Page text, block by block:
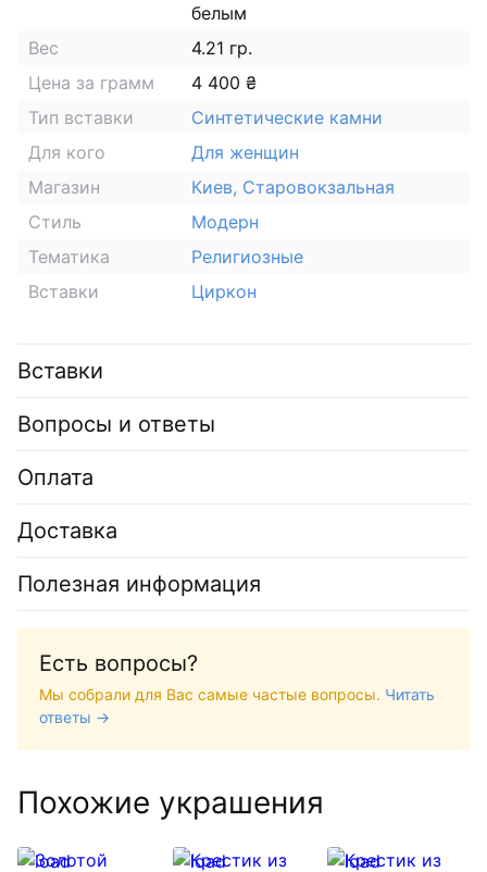
белым
Вес
4.21 гр.
Цена за грамм
4 400 ₴
Тип вставки
Синтетические камни
Для кого
Для женщин
Магазин
Киев, Старовокзальная
Стиль
Модерн
Тематика
Религиозные
Вставки
Циркон
Вставки
Вопросы и ответы
Оплата
Доставка
Полезная информация
Есть вопросы?
Мы собрали для Вас самые частые вопросы. Читать
ответы →
Похожие украшения